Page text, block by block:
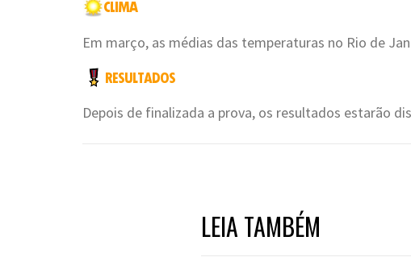
Em março, as médias das temperaturas no Rio de
Depois de finalizada a prova, os resultados estarão
LEIA TAMBÉM